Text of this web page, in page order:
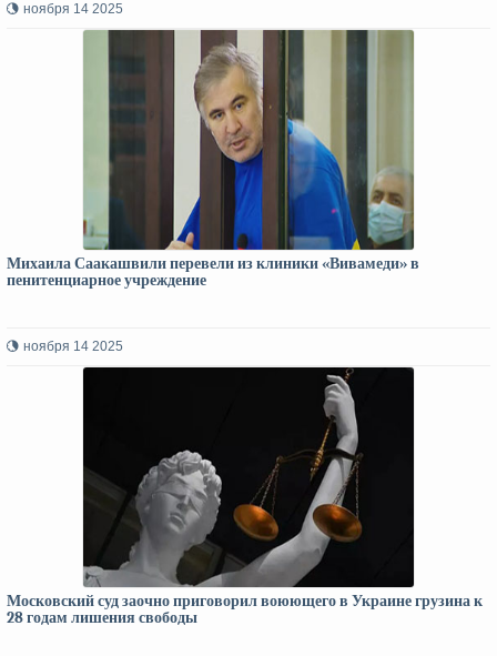
ноября 14 2025
Михаила Саакашвили перевели из клиники «Вивамеди» в
пенитенциарное учреждение
ноября 14 2025
Московский суд заочно приговорил воюющего в Украине грузина к
28 годам лишения свободы